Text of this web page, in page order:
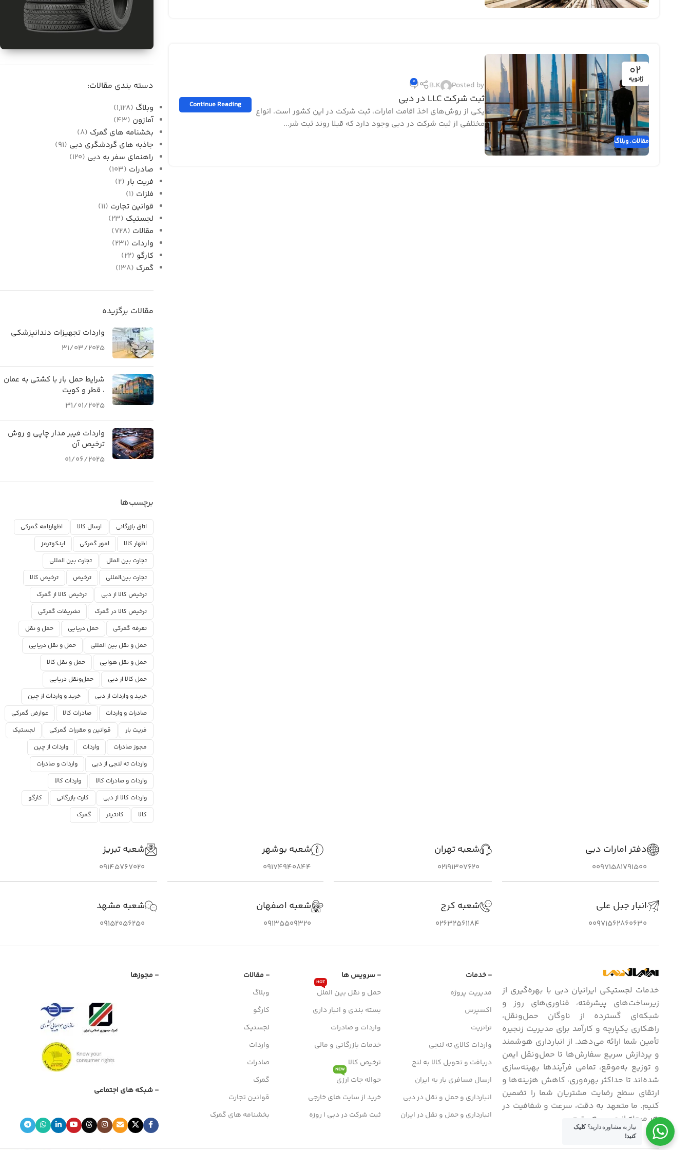
02
ژانویه
مقالات,وبلاگ
Posted by
B.K
0
ثبت شرکت LLC در دبی
یکی از روش‌های اخذ اقامت امارات، ثبت شرکت در این کشور است. انواع
مختلفی از ثبت شرکت در دبی وجود دارد که قبلا روند ثبت شر...
Continue Reading
واردات قطعات خودرو از
دسته بندی مقالات:
وبلاگ (1,128)
آمازون (43)
بخشنامه های گمرک (8)
جاذبه های گردشگری دبی (91)
راهنمای سفر به دبی (120)
صادرات (103)
فریت بار (2)
فلزات (1)
قوانین تجارت (11)
لجستیک (23)
مقالات (728)
واردات (231)
کارگو (22)
گمرک (138)
مقالات برگزیده
واردات تجهیزات دندانپزشکی
31/03/2025
شرایط حمل بار با کشتی به عمان
، قطر و کویت
31/01/2025
واردات فیبر مدار چاپی و روش
ترخیص آن
01/06/2025
برچسب‌ها
اتاق بازرگانی ارسال کالا
اظهارنامه گمرکی
اظهار کالا
امور گمرکی
اینکوترمز
تجارت بین الملل
تجارت بین المللی
تجارت بین‌المللی
ترخیص
ترخیص کالا
ترخیص کالا از دبی
ترخیص کالا از گمرک
ترخیص کالا در گمرک
تشریفات گمرکی
تعرفه گمرکی
حمل دریایی
حمل و نقل
حمل و نقل بین المللی
حمل و نقل دریایی
حمل و نقل هوایی
حمل و نقل کالا
حمل کالا از دبی
حمل‌ونقل دریایی
خرید و واردات از دبی
خرید و واردات از چین
صادرات و واردات
صادرات کالا
عوارض گمرکی
فریت بار
قوانین و مقررات گمرکی
لجستیک
مجوز صادرات
واردات
واردات از چین
واردات ته لنجی از دبی
واردات و صادرات
واردات و صادرات کالا
واردات کالا
واردات کالا از دبی
کارت بازرگانی
کارگو
کالا
کانتینر گمرک
دفتر امارات دبی
00971581791500
انبار جبل علی
00971562860630
شعبه تهران
02191307620
شعبه کرج
02632561184
شعبه بوشهر
09174940844
شعبه اصفهان
09135509320
شعبه تبریز
09145767020
شعبه مشهد
09152056250
خدمات لجستیکی ایرانیان دبی با بهره‌گیری از
زیرساخت‌های پیشرفته، فناوری‌های روز و
شبکه‌ای گسترده از ناوگان حمل‌ونقل،
راهکاری یکپارچه و کارآمد برای مدیریت زنجیره
تأمین شما ارائه می‌دهد. از انبارداری هوشمند
و پردازش سریع سفارش‌ها تا حمل‌ونقل ایمن
و توزیع به‌موقع، تمامی فرآیندها بهینه‌سازی
شده‌اند تا حداکثر بهره‌وری، کاهش هزینه‌ها و
ارتقای سطح رضایت مشتریان شما را تضمین
کنیم. ما متعهد به دقت، سرعت و شفافیت در
هر مرحله از مسیر هستیم.
- خدمات
مدیریت پروژه
اکسپرس
ترانزیت
واردات کالای ته لنجی
دریافت و تحویل کالا به لنج
ارسال مسافری بار به ایران
انبارداری و حمل و نقل در دبی
انبارداری و حمل و نقل در ایران
- سرویس ها
حمل و نقل بین الملل
HOT
بسته بندی و انبار داری
واردات و صادرات
خدمات بازرگانی و مالی
ترخیص کالا
حواله جات ارزی
NEW
خرید از سایت های خارجی
ثبت شرکت در دبی 1 روزه
- مقالات
وبلاگ
کارگو
لجستیک
واردات
صادرات
گمرک
قوانین تجارت
بخشنامه های گمرک
- مجوزها
- شبکه های اجتماعی
نیاز به مشاوره دارید؟کلیک
کنید!